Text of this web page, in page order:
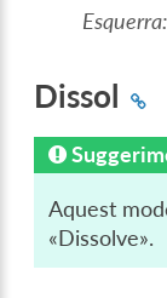
Esquerra:
Dissol
Aquest
«Dissolve».